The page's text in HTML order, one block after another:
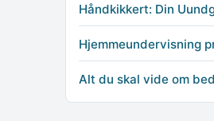
Håndkikkert: Din
Hjemmeundervisning
Alt du skal vide om